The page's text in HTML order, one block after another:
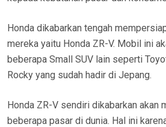
Honda dikabarkan tengah
mereka yaitu Honda ZR-V. Mobil ini
beberapa Small SUV lain seperti
Rocky yang sudah hadir di Jepang.
Honda ZR-V sendiri dikabarkan akan
beberapa pasar di dunia. Hal ini